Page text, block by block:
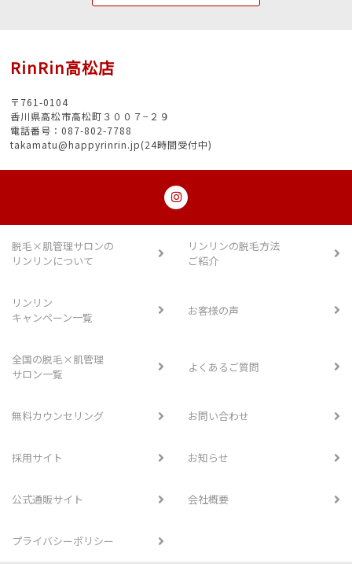
RinRin高松店
〒761-0104
香川県高松市高松町３００７−２９
電話番号：087-802-7788
takamatu@happyrinrin.jp(24時間受付中)
脱毛×肌管理サロンの
リンリンについて
リンリンの脱毛方法
ご紹介
リンリン
キャンペーン一覧
お客様の声
全国の脱毛×肌管理
サロン一覧
よくあるご質問
無料カウンセリング お問い合わせ
採用サイト お知らせ
公式通販サイト 会社概要
プライバシーポリシー